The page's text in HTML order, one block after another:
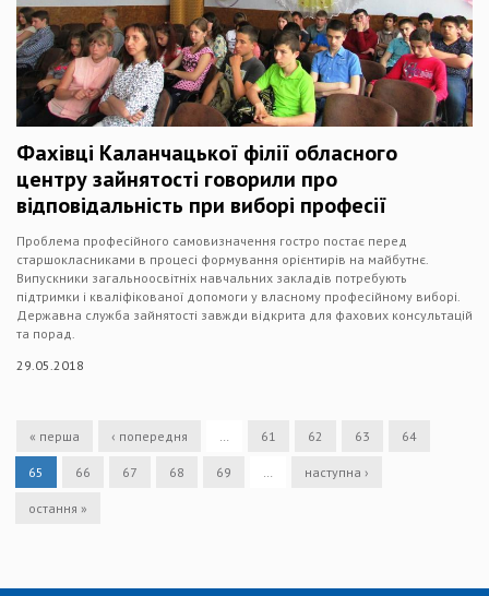
Фахівці Каланчацької філії обласного
центру зайнятості говорили про
відповідальність при виборі професії
Проблема професійного самовизначення гостро постає перед
старшокласниками в процесі формування орієнтирів на майбутнє.
Випускники загальноосвітніх навчальних закладів потребують
підтримки і кваліфікованої допомоги у власному професійному виборі.
Державна служба зайнятості завжди відкрита для фахових консультацій
та порад.
29.05.2018
« перша ‹ попередня … 61 62 63 64
65 66 67 68 69 … наступна ›
остання »